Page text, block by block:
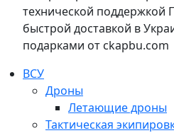
технической поддержкой
быстрой доставкой в
подарками от ckapbu.com
ВСУ
Дроны
Летающие дроны
Тактическая